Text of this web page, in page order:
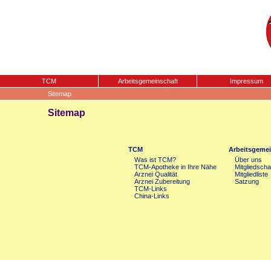
TCM Arbeitsgemeinschaft
Impressum
Sitemap
Sitemap
TCM
Was ist TCM?
TCM-Apotheke in Ihre Nähe
Arznei Qualität
Arznei Zubereitung
TCM-Links
China-Links
Über uns
Mitgliedliste
Satzung